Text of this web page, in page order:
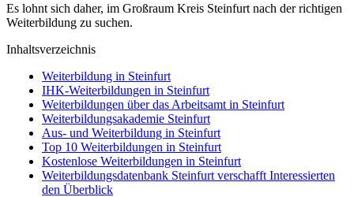
Es lohnt sich daher, im Großraum Kreis Steinfurt nach der richtigen
Weiterbildung zu suchen.
Inhaltsverzeichnis
Weiterbildung in Steinfurt
IHK-Weiterbildungen in Steinfurt
Weiterbildungen über das Arbeitsamt in Steinfurt
Weiterbildungsakademie Steinfurt
Aus- und Weiterbildung in Steinfurt
Top 10 Weiterbildungen in Steinfurt
Kostenlose Weiterbildungen in Steinfurt
Weiterbildungsdatenbank Steinfurt verschafft Interessierten
den Überblick